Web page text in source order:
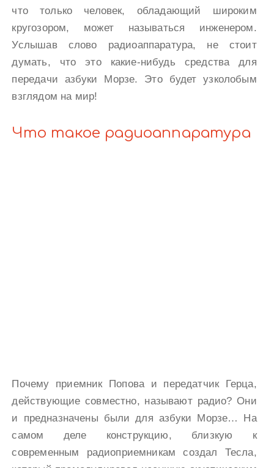
что только человек, обладающий широким
кругозором, может называться инженером.
Услышав слово радиоаппаратура, не стоит
думать, что это какие-нибудь средства для
передачи азбуки Морзе. Это будет узколобым
взглядом на мир!
Что такое радиоаппаратура
Почему приемник Попова и передатчик Герца,
действующие совместно, называют радио? Они
и предназначены были для азбуки Морзе… На
самом деле конструкцию, близкую к
современным радиоприемникам создал Тесла,